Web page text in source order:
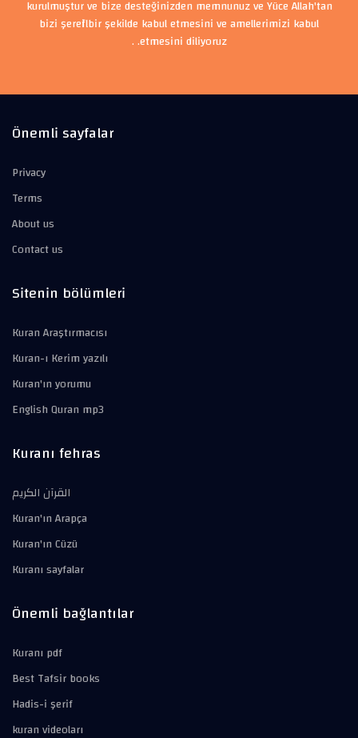
kurulmuştur ve bize desteğinizden memnunuz ve Yüce Allah'tan
bizi şerefli bir şekilde kabul etmesini ve amellerimizi kabul
etmesini diliyoruz. .
Önemli sayfalar
Privacy
Terms
About us
Contact us
Sitenin bölümleri
Kuran Araştırmacısı
Kuran-ı Kerim yazılı
Kuran'ın yorumu
English Quran mp3
Kuranı fehras
القرآن الكريم
Kuran'ın Arapça
Kuran'ın Cüzü
Kuranı sayfalar
Önemli bağlantılar
Kuranı pdf
Best Tafsir books
Hadis-i şerif
kuran videoları